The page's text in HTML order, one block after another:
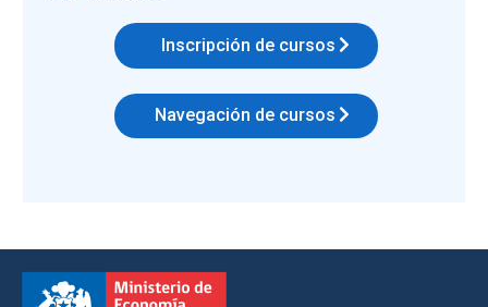
Inscripción de cursos
Navegación de cursos